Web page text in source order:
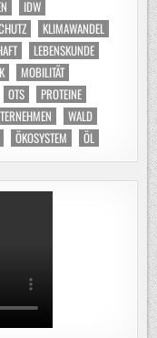
IDW
KLIMAWANDEL
LEBENSKUNDE
MOBILITÄT
OTS
PROTEINE
WALD
ÖKOSYSTEM ÖL